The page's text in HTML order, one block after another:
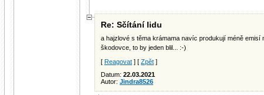
Re: Sčítání lidu
a hajzlové s těma krámama navíc produkují méně
škodovce, to by jeden blil... :-)
[ Reagovat ] [ Zpět ]
Datum: 22.03.2021
Autor: Jindra8526